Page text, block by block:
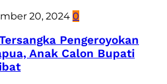
20, 2024 0
Pengeroyokan
Anak Calon Bupati